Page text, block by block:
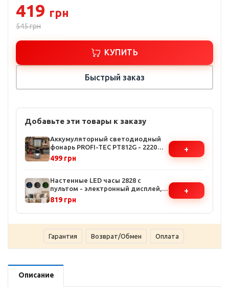
419 грн
545грн
КУПИТЬ
Быстрый заказ
Добавьте эти товары к заказу
Аккумуляторный светодиодный
фонарь PROFI-TEC PT812G - 2220
лм, 16 LED, IP66, Регулировка угла
0-145°, Питание от Li-Ion 36 В, Без
499 грн
+
Настенные LED часы 2828 с
пультом - электронный дисплей,
Bluetooth, будильник,
температура и влажность,
питание от сети/батареек
819 грн
+
Гарантия Возврат/Обмен Оплата
Описание